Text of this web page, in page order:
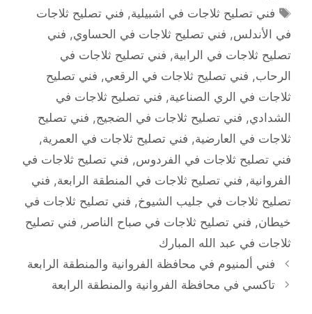
الوسوم
فني تصليح ثلاجات في اشبيلية, فني تصليح ثلاجات
في الأندلس, فني تصليح ثلاجات في الحساوي, فني
تصليح ثلاجات في الرابية, فني تصليح ثلاجات في
الرحاب, فني تصليح ثلاجات في الرقعي, فني تصليح
ثلاجات في الري الصناعية, فني تصليح ثلاجات في
الشدادي, فني تصليح ثلاجات في الضجيج, فني تصليح
ثلاجات في العارضية, فني تصليح ثلاجات في العمرية,
فني تصليح ثلاجات في الفردوس, فني تصليح ثلاجات في
الفروانية, فني تصليح ثلاجات في المنطقة الرابعة, فني
تصليح ثلاجات في جليب الشيوخ, فني تصليح ثلاجات في
خيطان, فني تصليح ثلاجات في صباح الناصر , فني تصليح
ثلاجات في عبد الله المبارك
فني ألمنيوم في محافظة الفروانية والمنطقة الرابعة
تاكسي في محافظة الفروانية والمنطقة الرابعة